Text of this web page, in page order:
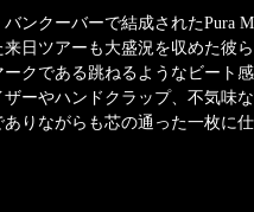
ンクーバーで結成されたPura
来日ツアーも大盛況を収めた彼
クである跳ねるようなビート感
ーやハンドクラップ、不気味
りながらも芯の通った一枚に仕